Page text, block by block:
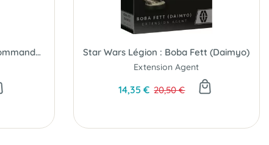
Star Wars Légion : Set de Commandes Star Wars Légion : Boba Fett (Daimyo)
Extension Agent
14,35 € 20,50 €